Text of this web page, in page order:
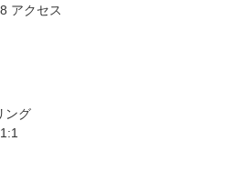
アクセス
ング